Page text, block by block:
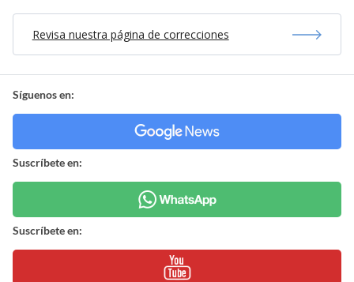
Revisa nuestra página de correcciones
Síguenos en:
Suscríbete en:
Suscríbete en: